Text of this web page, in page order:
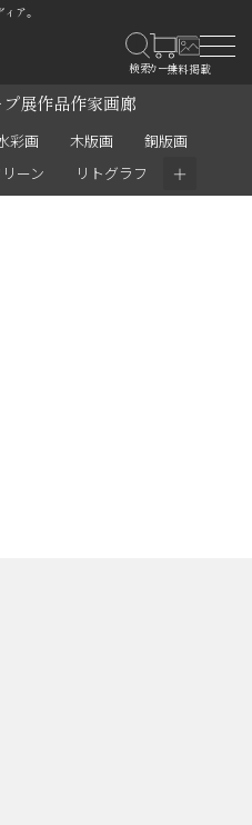
ア。
プ展作品作家画廊
彩画 木版画
銅版画
ーン リトグラフ ＋